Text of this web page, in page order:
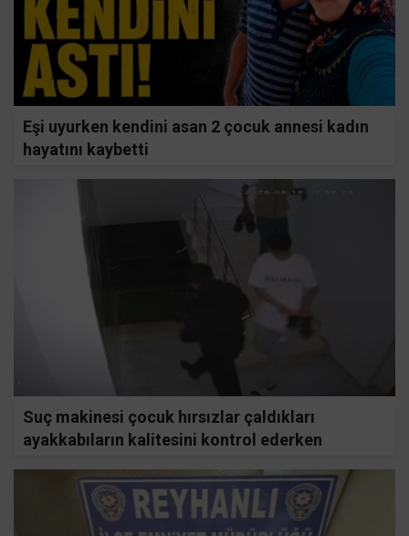
Eşi uyurken kendini asan 2 çocuk annesi kadın
hayatını kaybetti
Suç makinesi çocuk hırsızlar çaldıkları
ayakkabıların kalitesini kontrol ederken